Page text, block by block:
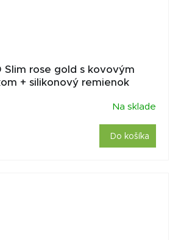
Slim rose gold s kovovým
+ silikonový remienok
Na sklade
Do košíka